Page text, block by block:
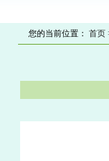
您的当前位置：首页